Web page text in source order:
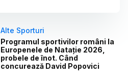
Alte Sporturi
Programul sportivilor români la
Europenele de Natație 2026,
probele de înot. Când
concurează David Popovici